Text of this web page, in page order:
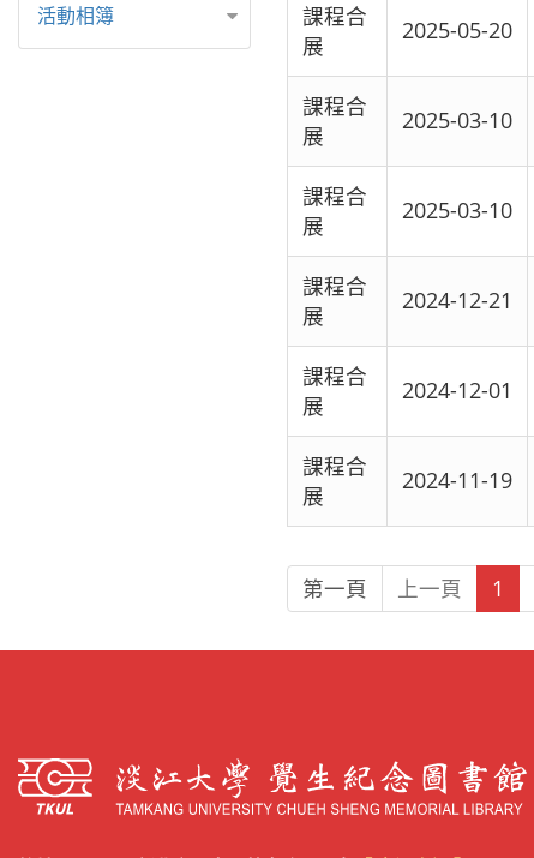
活動相簿
課程合
展
2025-05-20
課程合
展
2025-03-10
課程合
展
2025-03-10
課程合
展
2024-12-21
課程合
展
2024-12-01
課程合
展
2024-11-19
第一頁 上一頁 1